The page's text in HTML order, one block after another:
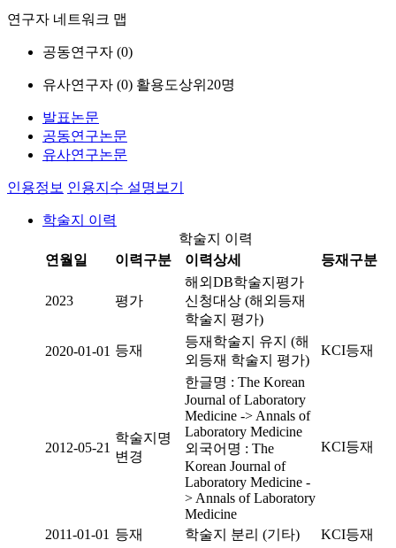
연구자 네트워크 맵
공동연구자 (0)
유사연구자 (0) 활용도상위20명
발표논문
공동연구논문
유사연구논문
인용정보 인용지수 설명보기
학술지 이력
학술지 이력
연월일
이력구분 이력상세 등재구분
2023 평가
해외DB학술지평가
신청대상 (해외등재
학술지 평가)
2020-01-01 등재
등재학술지 유지 (해
외등재 학술지 평가)
KCI등재
2012-05-21
학술지명
변경
한글명 : The Korean
Journal of Laboratory
Medicine -> Annals of
Laboratory Medicine
외국어명 : The
Korean Journal of
Laboratory Medicine -
> Annals of Laboratory
Medicine
KCI등재
2011-01-01 등재 학술지 분리 (기타) KCI등재